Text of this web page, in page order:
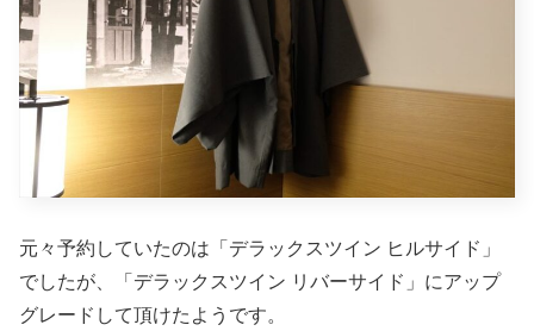
元々予約していたのは「デラックスツイン ヒルサイド」
でしたが、「デラックスツイン リバーサイド」にアップ
グレードして頂けたようです。